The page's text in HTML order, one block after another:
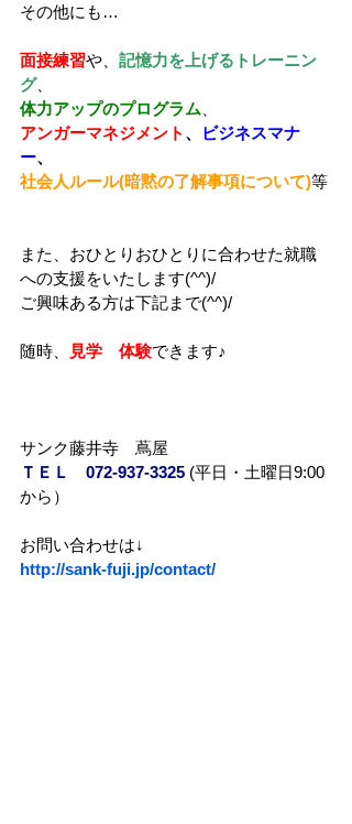
その他にも…
面接練習や、 記憶力を上げるトレーニン
グ、
体力アップのプログラム
アンガーマネジメント 、
ビジネスマナ
ー、
社会人ルール(暗黙の了解事項について)等
また、おひとりおひとりに合わせた就職
への支援をいたします(^^)/
ご興味ある方は下記まで(^^)/
随時、 見学　体験できます♪
サンク藤井寺　蔦屋
ＴＥＬ　072-937-3325 (平日・土曜日9:00
から）
お問い合わせは↓
http://sank-fuji.jp/contact/